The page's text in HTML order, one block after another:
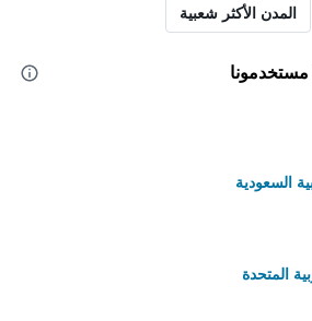
المدن الأكثر شعبية
مستخدمونا
السعودية
المتحدة